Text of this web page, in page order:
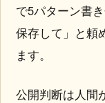
で5パターン書
保存して」と頼
ます。
公開判断は人間